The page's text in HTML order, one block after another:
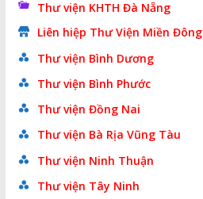
Thư viện KHTH Đà Nẵng
Liên hiệp Thư Viện Miền Đông
Thư viện Bình Dương
Thư viện Bình Phước
Thư viện Đồng Nai
Thư viện Bà Rịa Vũng Tàu
Thư viện Ninh Thuận
Thư viện Tây Ninh